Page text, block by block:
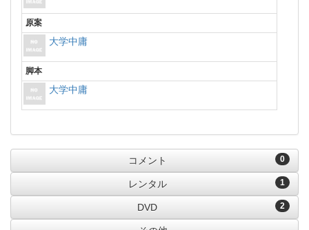
原案
大学中庸
脚本
大学中庸
0
コメント
1
レンタル
2
DVD